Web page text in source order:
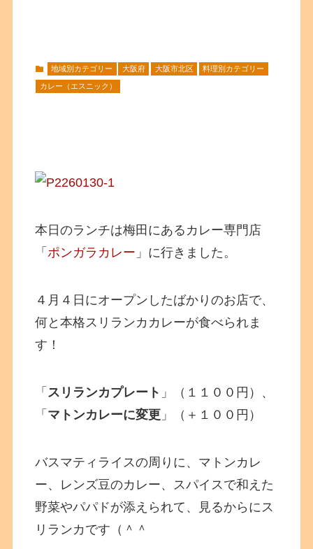
地域別カテゴリー 大阪府 大阪市北区 料理別カテゴリー
カレー（エスニック）
本日のランチは梅田にあるカレー専門店
「ポンガラカレー 」に行きました。
４月４日にオープンしたばかりのお店で、
何と本格スリランカカレーが食べられま
す！
「 スリランカプレート 」（１１００円）、
「 マトンカレーに変更 」（＋１００円）
バスマティライスの周りに、マトンカレ
ー、レンズ豆のカレー、スパイスで和えた
野菜やパパドが添えられて、見るからにス
リランカです（＾＾